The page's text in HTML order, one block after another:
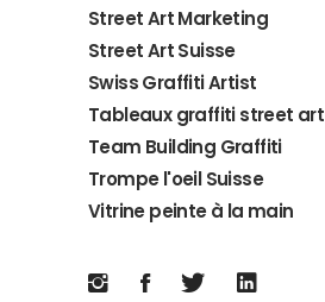
Street Art Marketing
Street Art Suisse
Swiss Graffiti Artist
Tableaux graffiti street art
Team Building Graffiti
Trompe l'oeil Suisse
Vitrine peinte à la main